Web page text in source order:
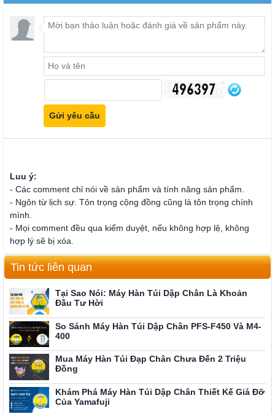
Luu ý:
- Các comment chỉ nói về sản phẩm và tính năng sản phẩm.
- Ngôn từ lịch sự. Tôn trọng cộng đồng cũng là tôn trọng chính
mình.
- Mọi comment đều qua kiểm duyệt, nếu không hợp lệ, không
hợp lý sẽ bị xóa.
Tin tức liên quan
Tại Sao Nói: Máy Hàn Túi Dập Chân Là Khoản
Đầu Tư Hời
So Sánh Máy Hàn Túi Dập Chân PFS-F450 Và M4-
400
Mua Máy Hàn Túi Đạp Chân Chưa Đến 2 Triệu
Đồng
Khám Phá Máy Hàn Túi Dập Chân Thiết Kế Giá Đỡ
Của Yamafuji